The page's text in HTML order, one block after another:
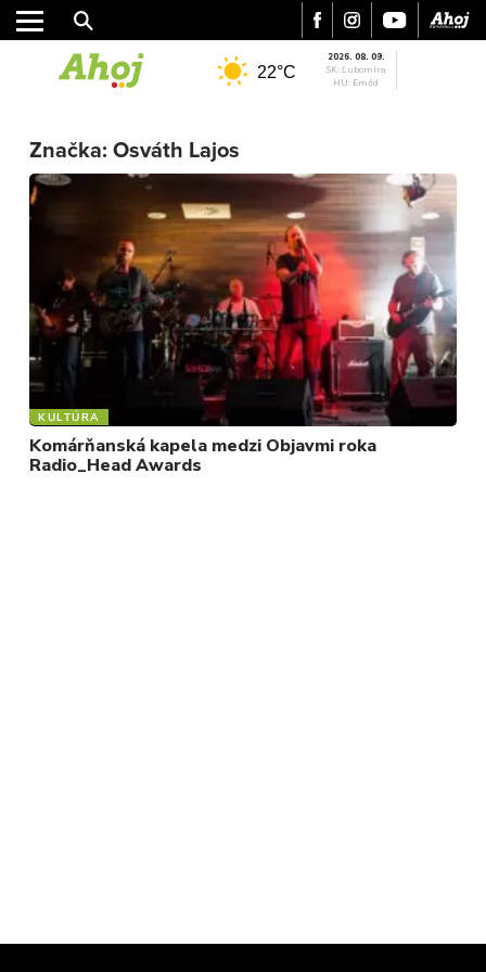
REGIÓN
ŠPORT
KULTÚRA
FOTKY
VIDEO
MIX
22°C
2026. 08. 09.
SK: Ľubomíra
HU: Emőd
Značka: Osváth Lajos
KULTÚRA
Komárňanská kapela medzi Objavmi roka
Radio_Head Awards